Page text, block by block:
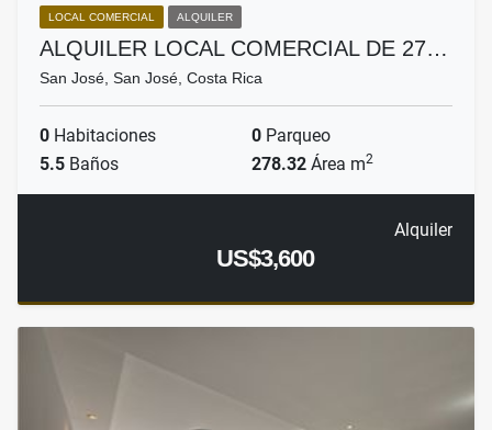
LOCAL COMERCIAL ALQUILER
ALQUILER LOCAL COMERCIAL DE 27…
San José, San José, Costa Rica
0 Habitaciones 0 Parqueo
5.5 Baños 278.32 Área m2
Alquiler
US$3,600